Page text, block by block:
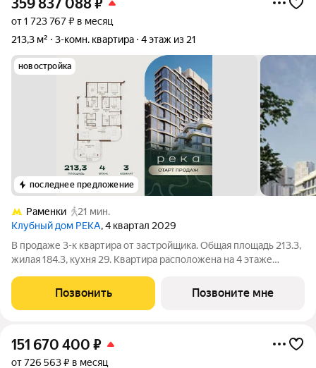
359 837 088₽
от 1 723 767 ₽ в месяц
213,3 м²
3-комн. квартира 4 этаж из 21
новостройка
последнее предложение
Раменки
21 мин.
Клубный дом РЕКА, 4 квартал 2029
В продаже 3-к квартира от застройщика. Общая площадь 213.3,
жилая 184.3, кухня 29. Квартира расположена на 4 этаже
кв. 2029 года. Высота потолка до 3.65 метра в квартирах и до
4,5 м в
Позвонить Позвоните мне
151 670 400 ₽
от 726 563 ₽ в месяц